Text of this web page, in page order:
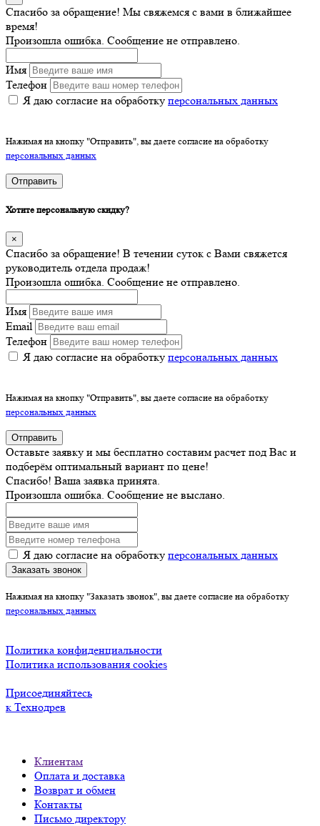
Спасибо за обращение! Мы свяжемся с вами в ближайшее
время!
Произошла ошибка. Сообщение не отправлено.
Имя
Телефон
Я даю согласие на обработку персональных данных
Нажимая на кнопку "Отправить", вы даете согласие на обработку
персональных данных
Отправить
Хотите персональную скидку?
×
Спасибо за обращение! В течении суток с Вами свяжется
руководитель отдела продаж!
Произошла ошибка. Сообщение не отправлено.
Имя
Email
Телефон
Я даю согласие на обработку персональных данных
Нажимая на кнопку "Отправить", вы даете согласие на обработку
персональных данных
Отправить
Оставьте заявку и мы бесплатно составим расчет под Вас и
подберём оптимальный вариант по цене!
Спасибо! Ваша заявка принята.
Произошла ошибка. Сообщение не выслано.
Я даю согласие на обработку персональных данных
Заказать звонок
Нажимая на кнопку "Заказать звонок", вы даете согласие на обработку
персональных данных
Политика конфиденциальности
Политика использования cookies
Присоединяйтесь
к Технодрев
Клиентам
Оплата и доставка
Возврат и обмен
Контакты
Письмо директору